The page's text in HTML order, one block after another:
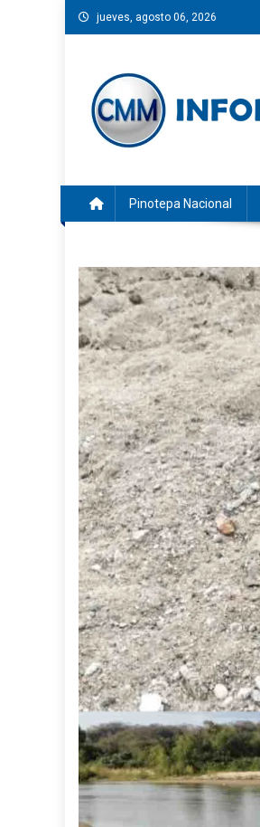
Saltar
al
jueves, agosto 06, 2026
Pinotepa Nacional